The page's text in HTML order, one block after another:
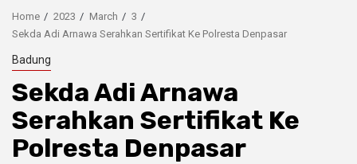
Home 2023 March
3
Sekda Adi Arnawa Serahkan Sertifikat Ke Polresta Denpasar
Badung
Sekda Adi Arnawa
Serahkan Sertifikat Ke
Polresta Denpasar